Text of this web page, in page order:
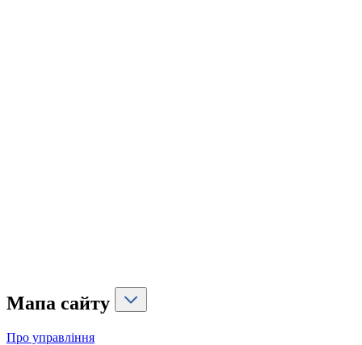
Мапа сайту
Про управління